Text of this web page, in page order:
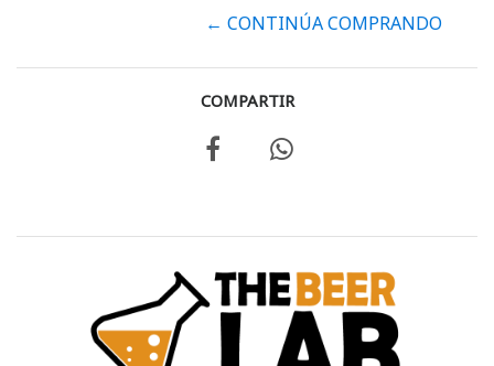
← CONTINÚA COMPRANDO
COMPARTIR